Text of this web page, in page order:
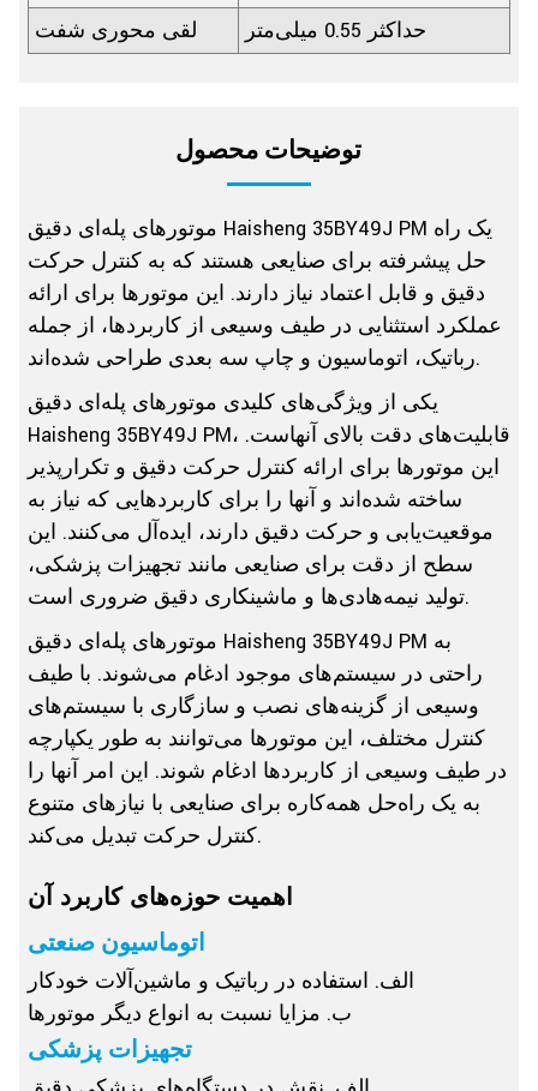
لقی محوری شفت
حداکثر 0.55 میلی‌متر
توضیحات محصول
موتورهای پله‌ای دقیق Haisheng 35BY49J PM یک راه
حل پیشرفته برای صنایعی هستند که به کنترل حرکت
دقیق و قابل اعتماد نیاز دارند. این موتورها برای ارائه
عملکرد استثنایی در طیف وسیعی از کاربردها، از جمله
رباتیک، اتوماسیون و چاپ سه بعدی طراحی شده‌اند.
یکی از ویژگی‌های کلیدی موتورهای پله‌ای دقیق
Haisheng 35BY49J PM، قابلیت‌های دقت بالای آنهاست.
این موتورها برای ارائه کنترل حرکت دقیق و تکرارپذیر
ساخته شده‌اند و آنها را برای کاربردهایی که نیاز به
موقعیت‌یابی و حرکت دقیق دارند، ایده‌آل می‌کنند. این
سطح از دقت برای صنایعی مانند تجهیزات پزشکی،
تولید نیمه‌هادی‌ها و ماشینکاری دقیق ضروری است.
موتورهای پله‌ای دقیق Haisheng 35BY49J PM به
راحتی در سیستم‌های موجود ادغام می‌شوند. با طیف
وسیعی از گزینه‌های نصب و سازگاری با سیستم‌های
کنترل مختلف، این موتورها می‌توانند به طور یکپارچه
در طیف وسیعی از کاربردها ادغام شوند. این امر آنها را
به یک راه‌حل همه‌کاره برای صنایعی با نیازهای متنوع
کنترل حرکت تبدیل می‌کند.
اهمیت حوزه‌های کاربرد آن
اتوماسیون صنعتی
الف. استفاده در رباتیک و ماشین‌آلات خودکار
ب. مزایا نسبت به انواع دیگر موتورها
تجهیزات پزشکی